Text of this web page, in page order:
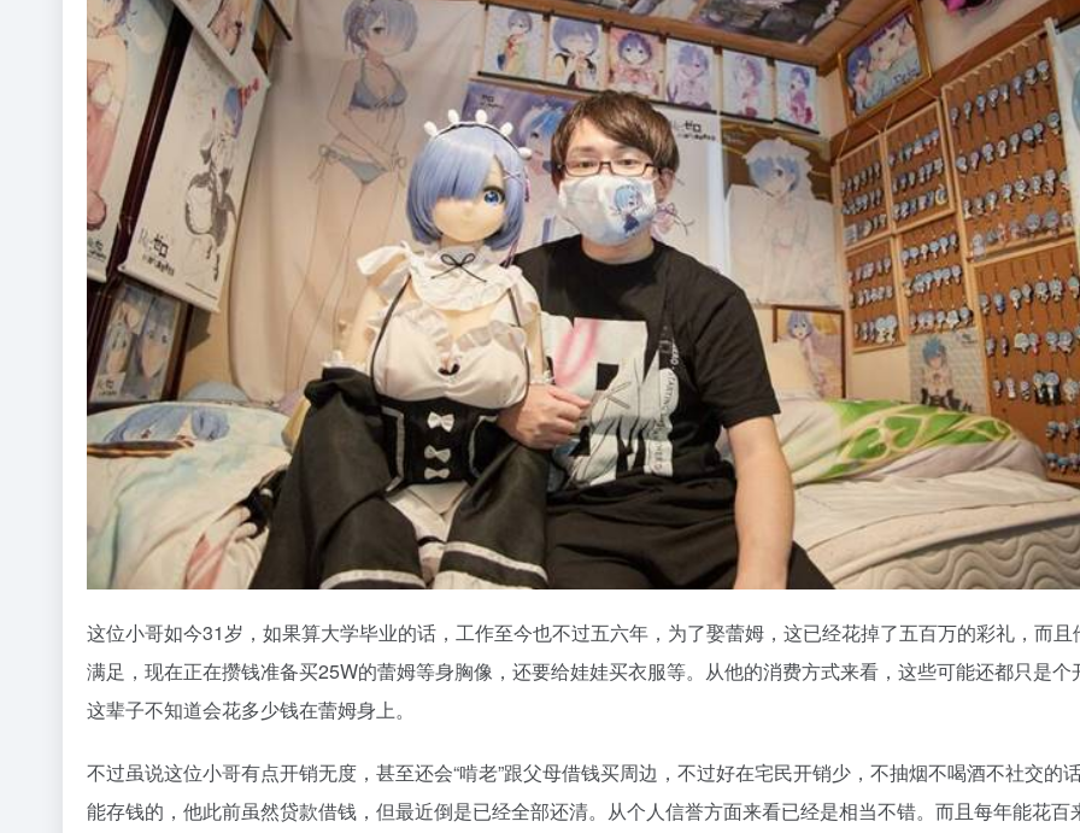
这位小哥如今31岁，如果算大学毕业的话，工作至今也不过五六年，为了娶蕾姆，这已经花掉了五百万的彩礼，而且
满足，现在正在攒钱准备买25W的蕾姆等身胸像，还要给娃娃买衣服等。从他的消费方式来看，这些可能还都只是个
这辈子不知道会花多少钱在蕾姆身上。
不过虽说这位小哥有点开销无度，甚至还会“啃老”跟父母借钱买周边，不过好在宅民开销少，不抽烟不喝酒不社交的
能存钱的，他此前虽然贷款借钱，但最近倒是已经全部还清。从个人信誉方面来看已经是相当不错。而且每年能花百